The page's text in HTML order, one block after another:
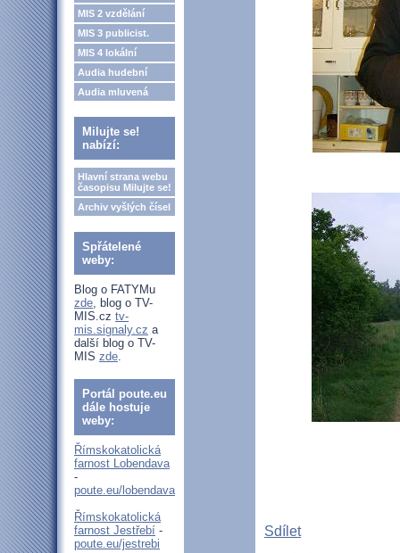
MIS 2 vzdělání
MIS 3 publicist.
MIS 4 lokální
Audia hudební
Audia mluvená
Milujte se!
nabízí:
Hlavní strana webu
časopisu Milujte se!
Archiv vyšlých čísel
Spřátelené
weby:
Blog o FATYMu
zde, blog o TV-
MIS.cz tv-
mis.signaly.cz a
další blog o TV-
MIS zde.
Portál poute.eu
dále hostuje
weby:
Římskokatolická
farnost Lobendava
-
poute.eu/lobendava
Římskokatolická
farnost Jestřebí -
poute.eu/jestrebi
Sdílet